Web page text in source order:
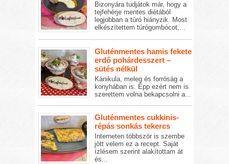
Bizonyára tudjátok már, hogy a
tejfehérje mentes diétából
legjobban a túró hiányzik. Most
elkészítettem túrógombócot,...
Gluténmentes hamis fekete
erdő pohárdesszert –
sütés nélkül
Kánikula, meleg és forróság a
konyhában is. Épp ezért nem is
szerettem volna bekapcsolni a...
Gluténmentes cukkinis-
répás sonkás tekercs
Interneten többször is szembe
jött velem ez a recept. Saját
ízlésem szerint alakítottam át
és...